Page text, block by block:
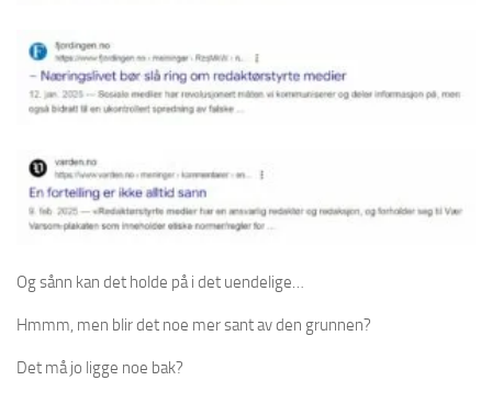
Og sånn kan det holde på i det uendelige…
Hmmm, men blir det noe mer sant av den grunnen?
Det må jo ligge noe bak?